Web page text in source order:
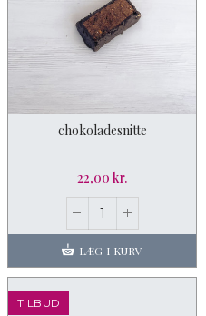
chokoladesnitte
22,00 kr.
LÆG I KURV
TILBUD